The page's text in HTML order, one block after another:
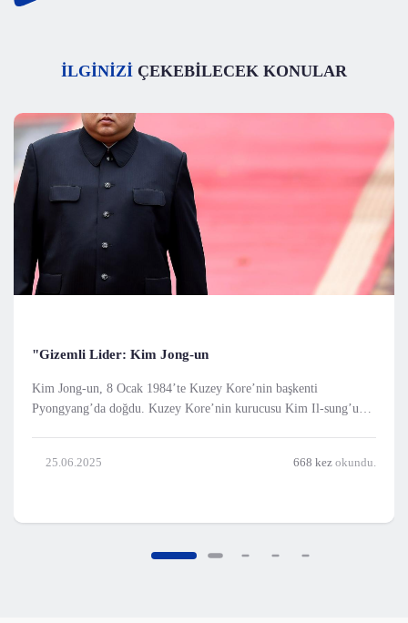
İLGİNİZİ ÇEKEBİLECEK KONULAR
"Gizemli Lider: Kim Jong-un
Kim Jong-un, 8 Ocak 1984’te Kuzey Kore’nin başkenti
Pyongyang’da doğdu. Kuzey Kore’nin kurucusu Kim Il-sung’un
bir şekilde yetiştirildi. Çoc
25.06.2025 668 kez okundu.